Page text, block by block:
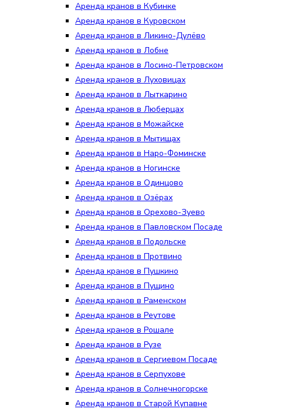
Аренда кранов в Кубинке
Аренда кранов в Куровском
Аренда кранов в Ликино-Дулёво
Аренда кранов в Лобне
Аренда кранов в Лосино-Петровском
Аренда кранов в Луховицах
Аренда кранов в Лыткарино
Аренда кранов в Люберцах
Аренда кранов в Можайске
Аренда кранов в Мытищах
Аренда кранов в Наро-Фоминске
Аренда кранов в Ногинске
Аренда кранов в Одинцово
Аренда кранов в Озёрах
Аренда кранов в Орехово-Зуево
Аренда кранов в Павловском Посаде
Аренда кранов в Подольске
Аренда кранов в Протвино
Аренда кранов в Пушкино
Аренда кранов в Пущино
Аренда кранов в Раменском
Аренда кранов в Реутове
Аренда кранов в Рошале
Аренда кранов в Рузе
Аренда кранов в Сергиевом Посаде
Аренда кранов в Серпухове
Аренда кранов в Солнечногорске
Аренда кранов в Старой Купавне